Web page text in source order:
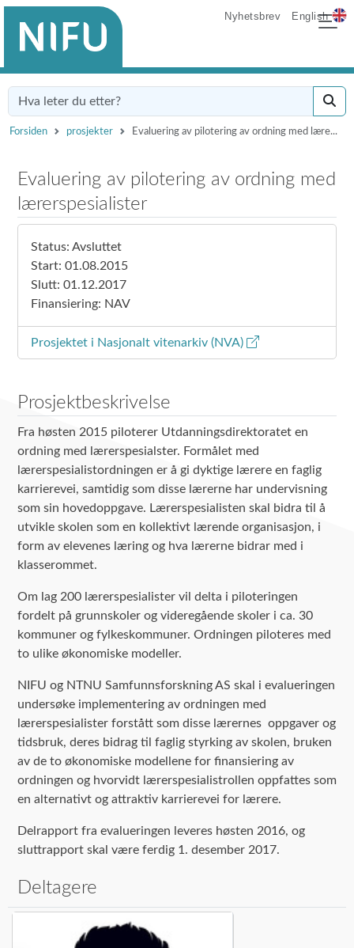
Nyhetsbrev English
Forsiden prosjekter Evaluering av pilotering av ordning med lære...
Evaluering av pilotering av ordning med
lærerspesialister
Status: Avsluttet
Start: 01.08.2015
Slutt: 01.12.2017
Finansiering: NAV
Prosjektet i Nasjonalt vitenarkiv (NVA)
Prosjektbeskrivelse
Fra høsten 2015 piloterer Utdanningsdirektoratet en
ordning med lærerspesialster. Formålet med
lærerspesialistordningen er å gi dyktige lærere en faglig
karrierevei, samtidig som disse lærerne har undervisning
som sin hovedoppgave. Lærerspesialisten skal bidra til å
utvikle skolen som en kollektivt lærende organisasjon, i
form av elevenes læring og hva lærerne bidrar med i
klasserommet.
Om lag 200 lærerspesialister vil delta i piloteringen
fordelt på grunnskoler og videregående skoler i ca. 30
kommuner og fylkeskommuner. Ordningen piloteres med
to ulike økonomiske modeller.
NIFU og NTNU Samfunnsforskning AS skal i evalueringen
undersøke implementering av ordningen med
lærerspesialister forstått som disse lærernes oppgaver og
tidsbruk, deres bidrag til faglig styrking av skolen, bruken
av de to økonomiske modellene for finansiering av
ordningen og hvorvidt lærerspesialistrollen oppfattes som
en alternativt og attraktiv karrierevei for lærere.
Delrapport fra evalueringen leveres høsten 2016, og
sluttrapport skal være ferdig 1. desember 2017.
Deltagere